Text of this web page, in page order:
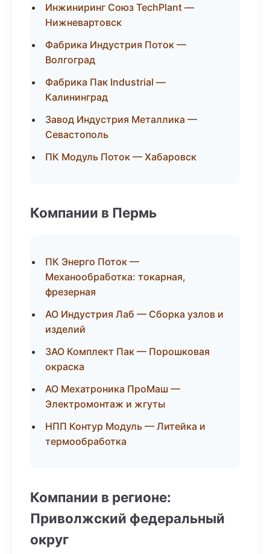
Инжиниринг Союз TechPlant —
Нижневартовск
Фабрика Индустрия Поток —
Волгоград
Фабрика Пак Industrial —
Калининград
Завод Индустрия Металлика —
Севастополь
ПК Модуль Поток — Хабаровск
Компании в Пермь
ПК Энерго Поток —
Механообработка: токарная,
фрезерная
АО Индустрия Лаб — Сборка узлов и
изделий
ЗАО Комплект Пак — Порошковая
окраска
АО Мехатроника ПроМаш —
Электромонтаж и жгуты
НПП Контур Модуль — Литейка и
термообработка
Компании в регионе:
Приволжский федеральный
округ